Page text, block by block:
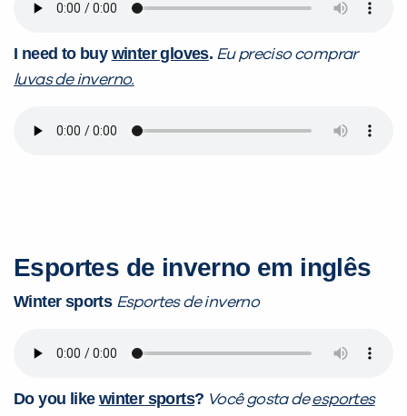
I need to buy winter gloves. Eu preciso comprar
luvas de inverno.
Esportes de inverno em inglês
Winter sports Esportes de inverno
Do you like winter sports? Você gosta deesportes